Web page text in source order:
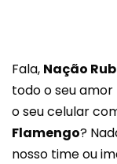
Fala, Nação
todo o seu
o seu celular
Flamengo?
nosso time ou